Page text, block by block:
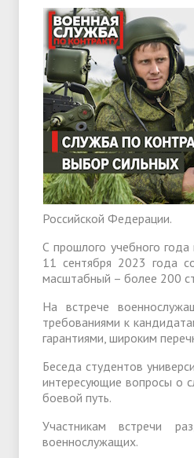
Стипендии и меры
поддержки обучающихся
Вакантные места для
(перевода)
Внутренняя система оценки
качества образования
Служба содействия
трудоустройству
Меры противодействия
Обращения граждан и
в форме электронного
ФГБОУ ВО "АнГТУ"
Личный прием граждан
Особенности приема по
квоте
"Студенческое" разрешение
временное проживание для
иностранцев
Российской Федерации.
С прошлого учебного
11 сентября 2023 года
масштабный – более 200
На встрече
требованиями к
гарантиями, широким
Беседа студентов
интересующие вопросы о
боевой путь.
Участникам встречи
военнослужащих.